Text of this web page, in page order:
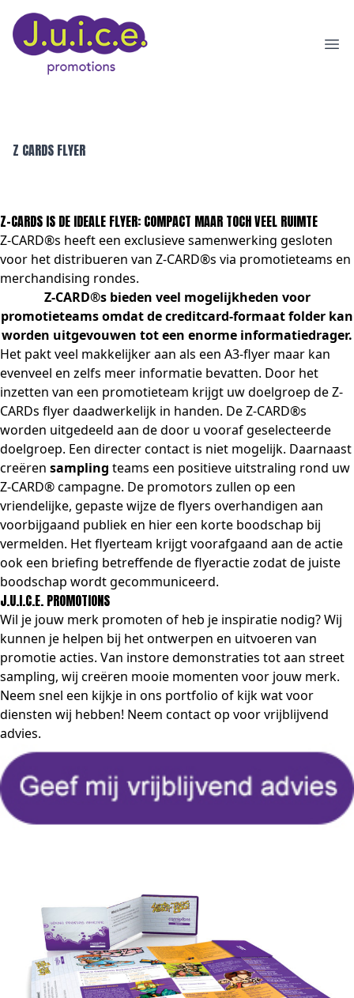
Z CARDS FLYER
Z-CARDS IS DE IDEALE FLYER: COMPACT MAAR TOCH VEEL RUIMTE
Z-CARD®s heeft een exclusieve samenwerking gesloten
voor het distribueren van Z-CARD®s via promotieteams en
merchandising rondes.
Z-CARD®s bieden veel mogelijkheden voor
promotieteamsomdat de creditcard-formaat folder kan
worden uitgevouwen tot een enorme informatiedrager.
Het pakt veel makkelijker aan als een A3-flyer maar kan
evenveel en zelfs meer informatie bevatten. Door het
inzetten van een promotieteam krijgt uw doelgroep de Z-
CARDs flyer daadwerkelijk in handen. De Z-CARD®s
worden uitgedeeld aan de door u vooraf geselecteerde
doelgroep. Een directer contact is niet mogelijk. Daarnaast
creëren sampling teams een positieve uitstraling rond uw
Z-CARD® campagne. De promotors zullen op een
vriendelijke, gepaste wijze de flyers overhandigen aan
voorbijgaand publiek en hier een korte boodschap bij
vermelden. Het flyerteam krijgt voorafgaand aan de actie
ook een briefing betreffende de flyeractie zodat de juiste
boodschap wordt gecommuniceerd.
J.U.I.C.E. PROMOTIONS
Wil je jouw merk promoten of heb je inspiratie nodig? Wij
kunnen je helpen bij het ontwerpen en uitvoeren van
promotie acties. Van instore demonstraties tot aan street
sampling, wij creëren mooie momenten voor jouw merk.
Neem snel een kijkje in ons portfolio of kijk wat voor
diensten wij hebben! Neem contact op voor vrijblijvend
advies.